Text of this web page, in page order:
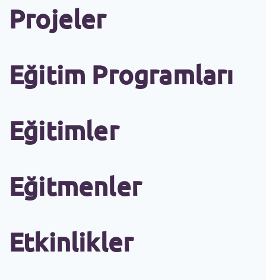
Projeler
Eğitim Programları
Eğitimler
Eğitmenler
Etkinlikler